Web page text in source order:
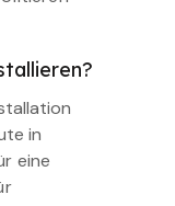
in
eine